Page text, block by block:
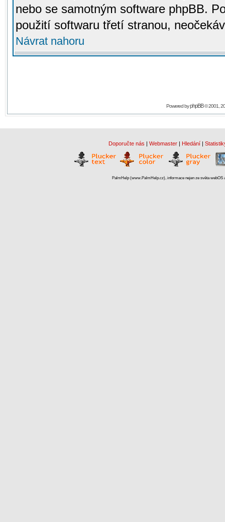
nebo se samotným software phpBB.
použití softwaru třetí stranou,
Návrat nahoru
Powered byphpBB© 2001,
Doporučte nás | Webmaster | Hledání |
PalmHelp (www.PalmHelp.cz), informace nejen ze světa